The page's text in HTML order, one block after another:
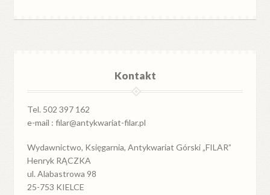
Kontakt
Tel. 502 397 162
e-mail : filar@antykwariat-filar.pl
Wydawnictwo, Księgarnia, Antykwariat Górski „FILAR”
Henryk RĄCZKA
ul. Alabastrowa 98
25-753 KIELCE